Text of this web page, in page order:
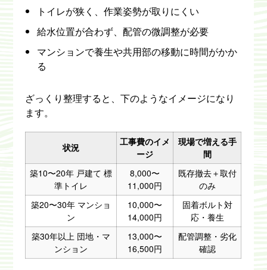
トイレが狭く、作業姿勢が取りにくい
給水位置が合わず、配管の微調整が必要
マンションで養生や共用部の移動に時間がかか
る
ざっくり整理すると、下のようなイメージになり
ます。
状況
工事費のイメ
ージ
現場で増える手
間
築10〜20年 戸建て 標
準トイレ
8,000〜
11,000円
既存撤去＋取付
のみ
築20〜30年 マンショ
ン
10,000〜
14,000円
固着ボルト対
応・養生
築30年以上 団地・マ
ンション
13,000〜
16,500円
配管調整・劣化
確認